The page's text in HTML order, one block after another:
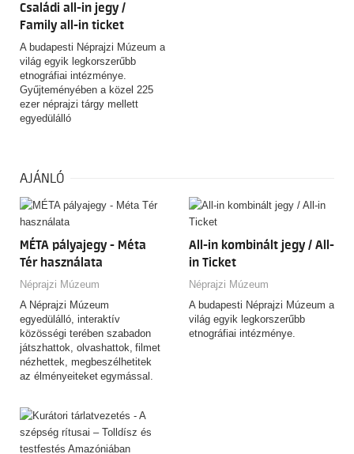
Családi all-in jegy /
Family all-in ticket
A budapesti Néprajzi Múzeum a
világ egyik legkorszerűbb
etnográfiai intézménye.
Gyűjteményében a közel 225
ezer néprajzi tárgy mellett
egyedülálló
magyar népi kultúra
emlékein kívül itt található a
térség legnagyobb, távoli
reprezentáló etnográfiai anyaga
is.
AJÁNLÓ
MÉTA pályajegy - Méta
Tér használata
Néprajzi Múzeum
A Néprajzi Múzeum
egyedülálló, interaktív
közösségi terében szabadon
játszhattok, olvashattok, filmet
nézhettek, megbeszélhetitek
az élményeiteket egymással.
All-in kombinált jegy / All-
in Ticket
Néprajzi Múzeum
A budapesti Néprajzi Múzeum a
világ egyik legkorszerűbb
etnográfiai intézménye.